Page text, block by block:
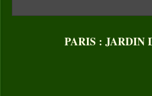
PARIS : JARDIN